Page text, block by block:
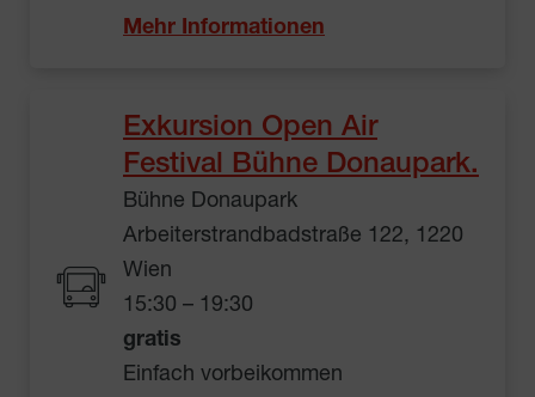
Mehr Informationen
Exkursion Open Air
Festival Bühne Donaupark.
Bühne Donaupark
Arbeiterstrandbadstraße 122, 1220
Wien
15:30 – 19:30
gratis
Einfach vorbeikommen